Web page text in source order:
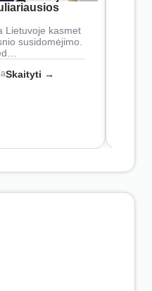
Lietuvoje kasmet
susidomėjimo.
Skaityti →